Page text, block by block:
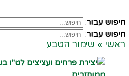
חיפוש עבור:
חיפוש עבור:
ראשי » שימור הטבע